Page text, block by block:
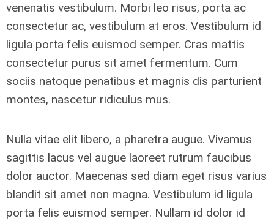
venenatis vestibulum. Morbi leo risus, porta ac
consectetur ac, vestibulum at eros. Vestibulum id
ligula porta felis euismod semper. Cras mattis
consectetur purus sit amet fermentum. Cum
sociis natoque penatibus et magnis dis parturient
montes, nascetur ridiculus mus.
Nulla vitae elit libero, a pharetra augue. Vivamus
sagittis lacus vel augue laoreet rutrum faucibus
dolor auctor. Maecenas sed diam eget risus varius
blandit sit amet non magna. Vestibulum id ligula
porta felis euismod semper. Nullam id dolor id